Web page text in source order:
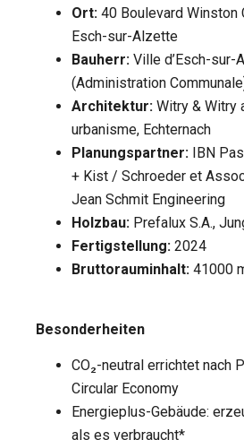
Ort: 40 Boulevard Winston
Esch-sur-Alzette
Bauherr: Ville d’Esch-sur-
(Administration
Architektur: Witry & Witry
urbanisme, Echternach
Planungspartner:
IBN
+ Kist / Schroeder et
Jean Schmit Engineering
Holzbau: Prefalux S.A.,
Fertigstellung: 2024
Bruttorauminhalt: 41000
Besonderheiten
CO₂-neutral errichtet nach
Circular Economy
Energieplus-Gebäude:
als es verbraucht*